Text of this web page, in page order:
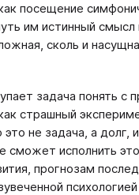
посещение
им истинный смысл
сколь и
задача понять с
страшный
не задача, а долг,
исполнить
прогнозам